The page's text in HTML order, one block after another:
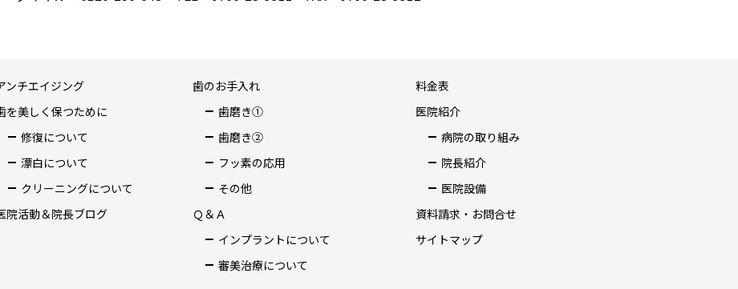
ンチエイジング
を美しく保つために
修復について
漂白について
クリーニングについて
院活動＆院長ブログ
歯のお手入れ
歯磨き①
歯磨き②
フッ素の応用
その他
Ｑ＆Ａ
インプラントについて
審美治療について
料金表
医院紹介
病院の取り組み
院長紹介
医院設備
資料請求・お問合せ
サイトマップ